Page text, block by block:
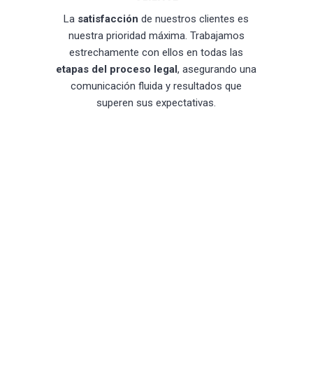
La satisfacción de nuestros clientes es
nuestra prioridad máxima. Trabajamos
estrechamente con ellos en todas las
etapas del proceso legal, asegurando una
comunicación fluida y resultados que
superen sus expectativas.